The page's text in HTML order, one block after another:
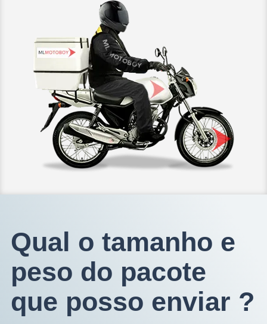
Qual o tamanho e
peso do pacote
que posso enviar ?